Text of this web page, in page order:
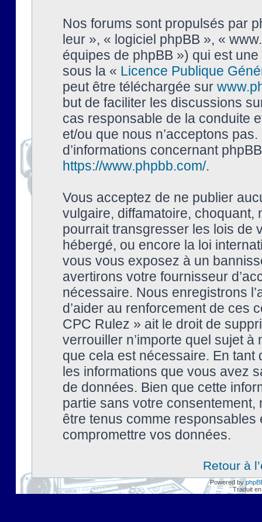
Nos forums sont propulsés par
leur », « logiciel phpBB », «
équipes de phpBB ») qui est
sous la « Licence Publique
peut être téléchargée sur
but de faciliter les discussions
cas responsable de la conduite
et/ou que nous n’acceptons
d’informations concernant
https://www.phpbb.com/.
Vous acceptez de ne publier
vulgaire, diffamatoire, choquant,
pourrait transgresser les lois de
hébergé, ou encore la loi
vous vous exposez à un
avertirons votre fournisseur
nécessaire. Nous enregistrons
d’aider au renforcement de ces
CPC Rulez » ait le droit de
verrouiller n’importe quel sujet à
que cela est nécessaire. En tant
les informations que vous avez
de données. Bien que cette
partie sans votre
être tenus comme
compromettre vos données.
Retour à
Powered by
Traduit